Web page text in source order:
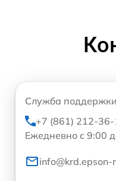
Служба поддержки
+7 (861) 212-
Ежедневно с 9:00